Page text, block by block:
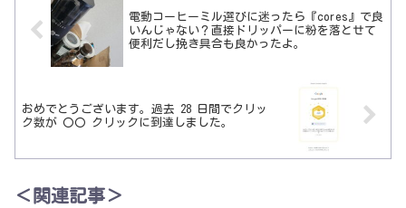
電動コーヒーミル選びに迷ったら『cores』で良
いんじゃない？直接ドリッパーに粉を落とせて
便利だし挽き具合も良かったよ。
おめでとうございます。過去 28 日間でクリッ
ク数が 〇〇 クリックに到達しました。
＜関連記事＞